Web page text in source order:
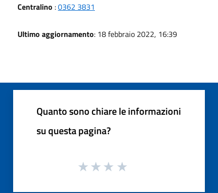
Centralino :0362 3831
Ultimo aggiornamento: 18 febbraio 2022, 16:39
Quanto sono chiare le informazioni
su questa pagina?